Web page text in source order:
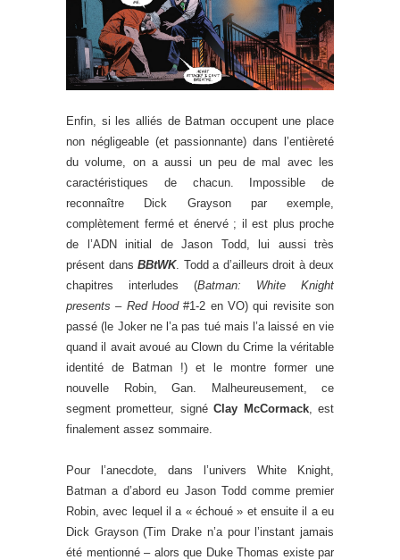
Enfin, si les alliés de Batman occupent une place
non négligeable (et passionnante) dans l’entièreté
du volume, on a aussi un peu de mal avec les
caractéristiques de chacun. Impossible de
reconnaître Dick Grayson par exemple,
complètement fermé et énervé ; il est plus proche
de l’ADN initial de Jason Todd, lui aussi très
présent dans BBtWK. Todd a d’ailleurs droit à deux
chapitres interludes (Batman: White Knight
presents – Red Hood#1-2 en VO) qui revisite son
passé (le Joker ne l’a pas tué mais l’a laissé en vie
quand il avait avoué au Clown du Crime la véritable
identité de Batman !) et le montre former une
nouvelle Robin, Gan. Malheureusement, ce
segment prometteur, signéClay McCormack, est
finalement assez sommaire.
Pour l’anecdote, dans l’univers White Knight,
Batman a d’abord eu Jason Todd comme premier
Robin, avec lequel il a « échoué » et ensuite il a eu
Dick Grayson (Tim Drake n’a pour l’instant jamais
été mentionné – alors que Duke Thomas existe par